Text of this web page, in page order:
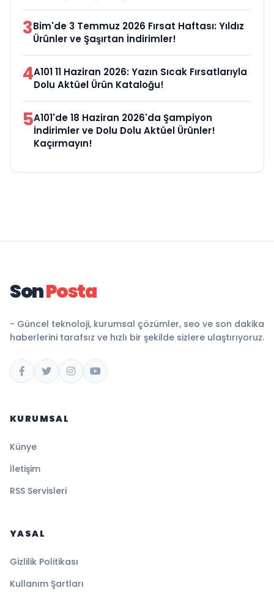
3Bim'de 3 Temmuz 2026 Fırsat Haftası: Yıldız
Ürünler ve Şaşırtan İndirimler!
4A101 11 Haziran 2026: Yazın Sıcak Fırsatlarıyla
Dolu Aktüel Ürün Kataloğu!
5A101'de 18 Haziran 2026'da Şampiyon
İndirimler ve Dolu Dolu Aktüel Ürünler!
Kaçırmayın!
SonPosta
- Güncel teknoloji, kurumsal çözümler, seo ve son dakika
haberlerini tarafsız ve hızlı bir şekilde sizlere ulaştırıyoruz.
KURUMSAL
Künye
İletişim
RSS Servisleri
YASAL
Gizlilik Politikası
Kullanım Şartları